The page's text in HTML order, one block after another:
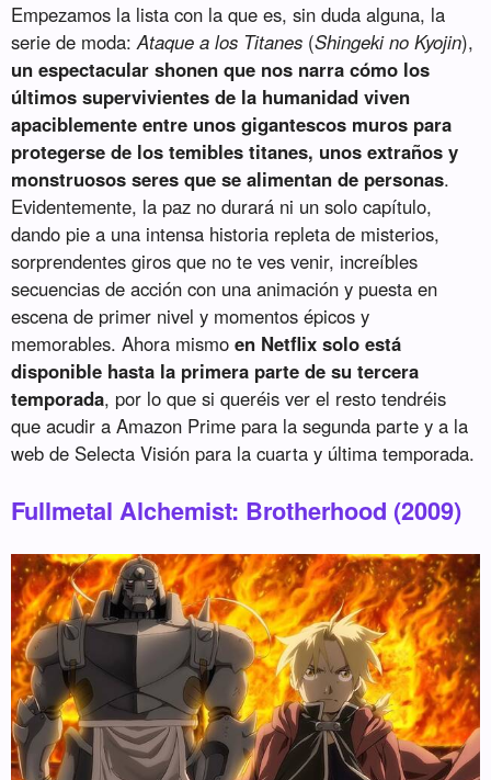
Empezamos la lista con la que es, sin duda alguna, la
serie de moda:Ataque a los Titanes (Shingeki no Kyojin),
un espectacular shonen que nos narra cómo los
últimos supervivientes de la humanidad viven
apaciblemente entre unos gigantescos muros para
protegerse de los temibles titanes, unos extraños y
monstruosos seres que se alimentan de personas.
Evidentemente, la paz no durará ni un solo capítulo,
dando pie a una intensa historia repleta de misterios,
sorprendentes giros que no te ves venir, increíbles
secuencias de acción con una animación y puesta en
escena de primer nivel y momentos épicos y
memorables. Ahora mismoen Netflix solo está
disponible hasta la primera parte de su tercera
temporada, por lo que si queréis ver el resto tendréis
que acudir a Amazon Prime para la segunda parte y a la
web de Selecta Visión para la cuarta y última temporada.
Fullmetal Alchemist: Brotherhood (2009)